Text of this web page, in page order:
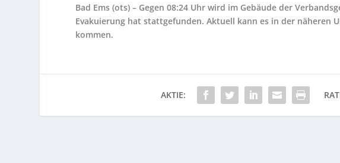
Bad Ems (ots) – Gegen 08:24 Uhr wird im Gebäude der
Evakuierung hat stattgefunden. Aktuell kann es in der näheren
kommen.
AKTIE: